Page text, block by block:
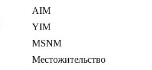
AIM
YIM
MSNM
Местожительство